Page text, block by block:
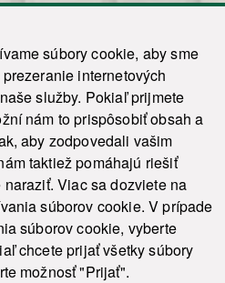
súbory cookie, aby sme
internetových
služby. Pokiaľ prijmete
nám to prispôsobiť obsah a
aby zodpovedali vašim
taktiež pomáhajú riešiť
Viac sa dozviete na
súborov cookie. V prípade
súborov cookie, vyberte
chcete prijať všetky súbory
možnosť "Prijať".
Ochrana osobných údajov
|
Admin
the Google Privacy Policy and Terms of
apply.